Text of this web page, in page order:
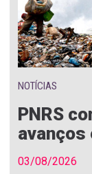
NOTÍCIAS
PNRS
03/08/2026